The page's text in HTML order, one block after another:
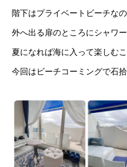
階下はプライベートビーチなの
外へ出る扉のところにシャワ
夏になれば海に入って楽しむ
今回はビーチコーミングで石